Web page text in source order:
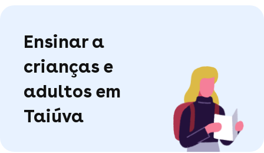
Ensinar a
crianças e
adultos em
Taiúva